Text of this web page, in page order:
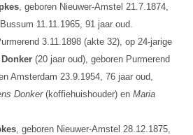
, geboren Nieuwer-Amstel 21.7.1874,
11.11.1965, 91 jaar oud.
3.11.1898 (akte 32), op 24-jarige
(20 jaar oud), geboren Purmerend
Amsterdam 23.9.1954, 76 jaar oud,
Donker(koffiehuishouder) en Maria
, geboren Nieuwer-Amstel 28.12.1875,